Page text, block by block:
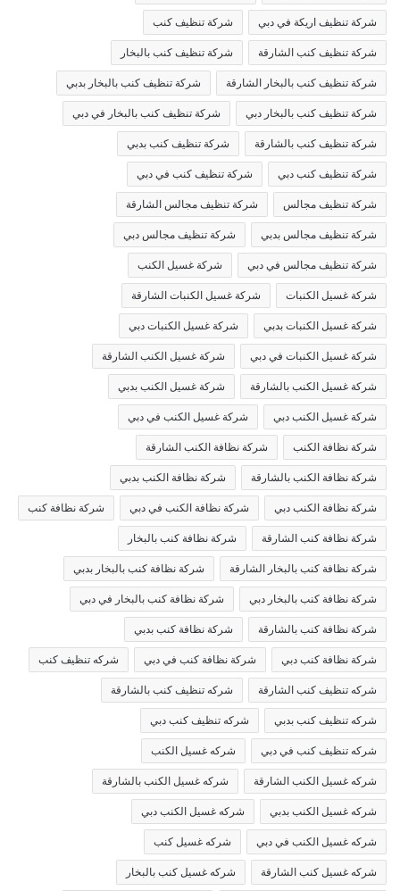
شركة تنظيف اريكة في دبي شركة تنظيف كنب
شركة تنظيف كنب الشارقة شركة تنظيف كنب بالبخار
شركة تنظيف كنب بالبخار الشارقة شركة تنظيف كنب بالبخار بدبي
شركة تنظيف كنب بالبخار دبي شركة تنظيف كنب بالبخار في دبي
شركة تنظيف كنب بالشارقة شركة تنظيف كنب بدبي
شركة تنظيف كنب دبي شركة تنظيف كنب في دبي
شركة تنظيف مجالس شركة تنظيف مجالس الشارقة
شركة تنظيف مجالس بدبي شركة تنظيف مجالس دبي
شركة تنظيف مجالس في دبي شركة غسيل الكنب
شركة غسيل الكنبات شركة غسيل الكنبات الشارقة
شركة غسيل الكنبات بدبي شركة غسيل الكنبات دبي
شركة غسيل الكنبات في دبي شركة غسيل الكنب الشارقة
شركة غسيل الكنب بالشارقة شركة غسيل الكنب بدبي
شركة غسيل الكنب دبي شركة غسيل الكنب في دبي
شركة نظافة الكنب شركة نظافة الكنب الشارقة
شركة نظافة الكنب بالشارقة شركة نظافة الكنب بدبي
شركة نظافة الكنب دبي شركة نظافة الكنب في دبي شركة نظافة كنب
شركة نظافة كنب الشارقة شركة نظافة كنب بالبخار
شركة نظافة كنب بالبخار الشارقة شركة نظافة كنب بالبخار بدبي
شركة نظافة كنب بالبخار دبي شركة نظافة كنب بالبخار في دبي
شركة نظافة كنب بالشارقة شركة نظافة كنب بدبي
شركة نظافة كنب دبي شركة نظافة كنب في دبي شركه تنظيف كنب
شركه تنظيف كنب الشارقة شركه تنظيف كنب بالشارقة
شركه تنظيف كنب بدبي شركه تنظيف كنب دبي
شركه تنظيف كنب في دبي شركه غسيل الكنب
شركه غسيل الكنب الشارقة شركه غسيل الكنب بالشارقة
شركه غسيل الكنب بدبي شركه غسيل الكنب دبي
شركه غسيل الكنب في دبي شركه غسيل كنب
شركه غسيل كنب الشارقة شركه غسيل كنب بالبخار